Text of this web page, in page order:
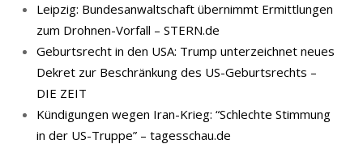
Leipzig: Bundesanwaltschaft übernimmt Ermittlungen
zum Drohnen-Vorfall – STERN.de
Geburtsrecht in den USA: Trump unterzeichnet neues
Dekret zur Beschränkung des US-Geburtsrechts –
DIE ZEIT
Kündigungen wegen Iran-Krieg: “Schlechte Stimmung
in der US-Truppe” – tagesschau.de